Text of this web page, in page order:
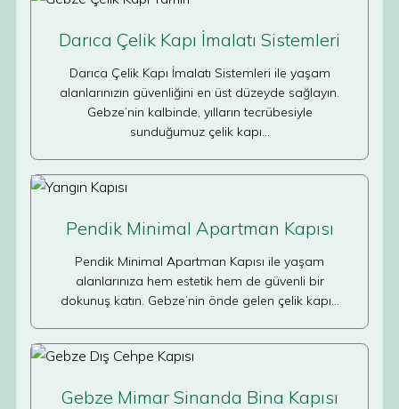
Darıca Çelik Kapı İmalatı Sistemleri
Darıca Çelik Kapı İmalatı Sistemleri ile yaşam
alanlarınızın güvenliğini en üst düzeyde sağlayın.
Gebze’nin kalbinde, yılların tecrübesiyle
sunduğumuz çelik kapı…
Pendik Minimal Apartman Kapısı
Pendik Minimal Apartman Kapısı ile yaşam
alanlarınıza hem estetik hem de güvenli bir
dokunuş katın. Gebze’nin önde gelen çelik kapı…
Gebze Mimar Sinanda Bina Kapısı